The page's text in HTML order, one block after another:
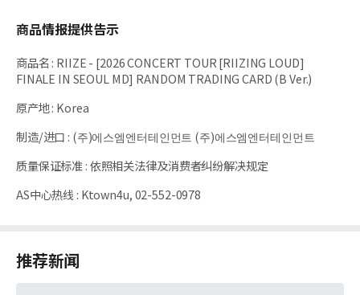
商品情报提供告示
商品名: RIIZE - [2026 CONCERT TOUR [RIIZING LOUD]
FINALE IN SEOUL MD] RANDOM TRADING CARD (B Ver.)
原产地: Korea
制造/进口 : (주)에스엠엔터테인먼트 (주)에스엠엔터테인먼트
质量保证标准 :依照相关法律及消费者纠纷解决规定
AS中心热线 : Ktown4u, 02-552-0978
推荐新闻